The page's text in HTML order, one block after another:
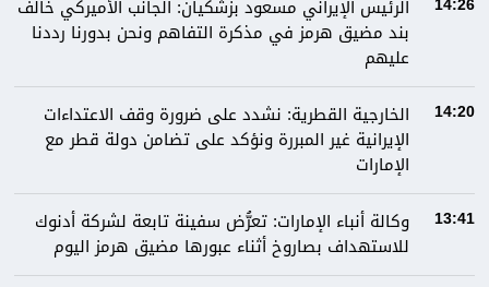
14:26
الرئيس الإيراني مسعود بزشكيان: الجانب الأميركي خالف
بند مضيق هرمز في مذكرة التفاهم ونحن بدورنا رددنا
عليهم
14:20
الخارجية القطرية: نشدد على ضرورة وقف الاعتداءات
الإيرانية غير المبررة ونؤكد على تضامن دولة قطر مع
الإمارات
13:41
وكالة أنباء الإمارات: تعرُّض سفينة تابعة لشركة أدنوك
للاستهداف بصاروخ أثناء عبورها مضيق هرمز اليوم